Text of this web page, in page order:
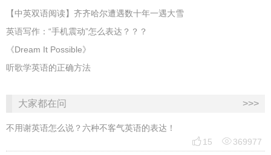
【中英双语阅读】齐齐哈尔遭遇数十年一遇大雪
英语写作：“手机震动”怎么表达？？？
《Dream It Possible》
听歌学英语的正确方法
大家都在问 >>>
不用谢英语怎么说？六种不客气英语的表达！
 15 369977